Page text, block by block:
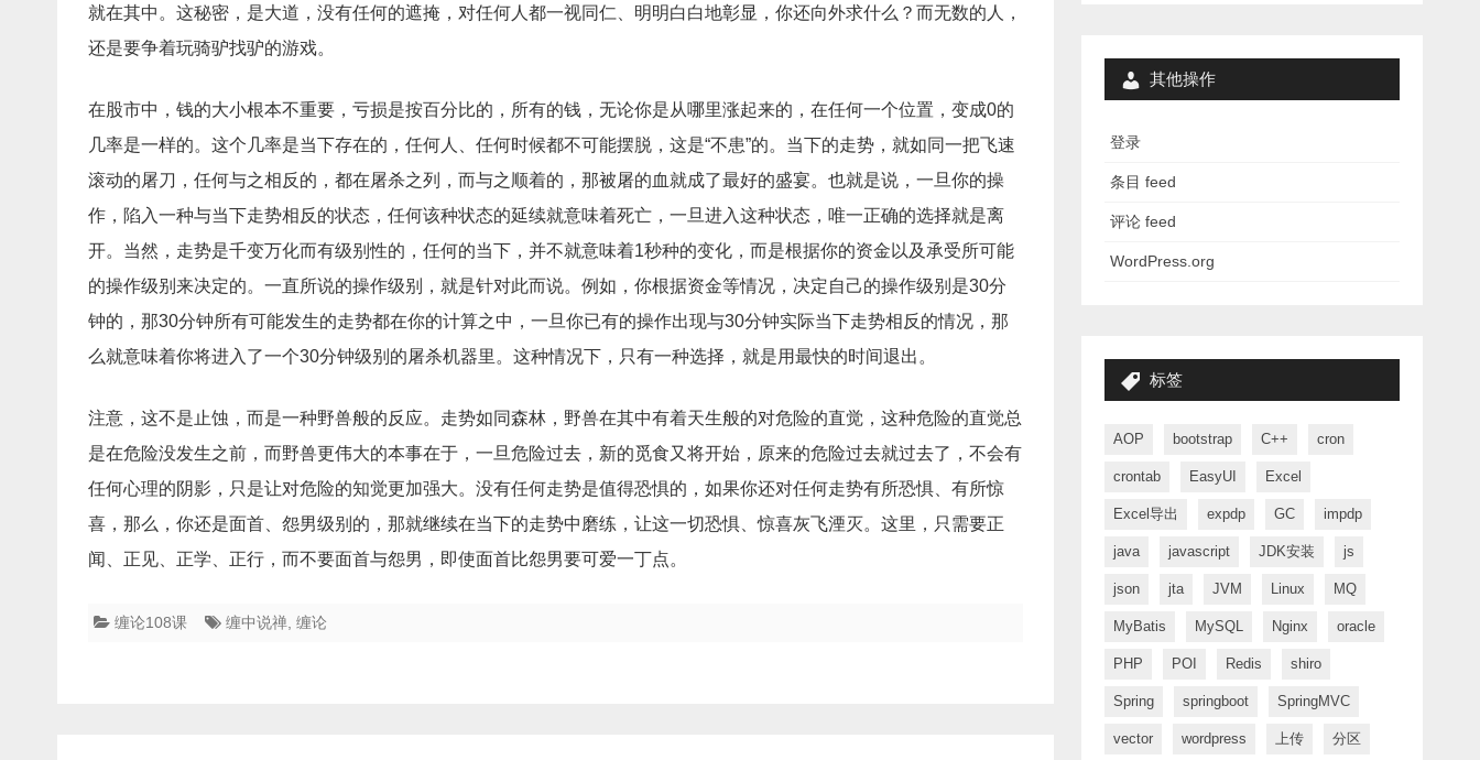
就在其中。这秘密，是大道，没有任何的遮掩，对任何人都一视同仁、明明白白地彰显，你还向外求什么？而无数的人，
还是要争着玩骑驴找驴的游戏。
在股市中，钱的大小根本不重要，亏损是按百分比的，所有的钱，无论你是从哪里涨起来的，在任何一个位置，变成0的
几率是一样的。这个几率是当下存在的，任何人、任何时候都不可能摆脱，这是“不患”的。当下的走势，就如同一把飞速
滚动的屠刀，任何与之相反的，都在屠杀之列，而与之顺着的，那被屠的血就成了最好的盛宴。也就是说，一旦你的操
作，陷入一种与当下走势相反的状态，任何该种状态的延续就意味着死亡，一旦进入这种状态，唯一正确的选择就是离
开。当然，走势是千变万化而有级别性的，任何的当下，并不就意味着1秒种的变化，而是根据你的资金以及承受所可能
的操作级别来决定的。一直所说的操作级别，就是针对此而说。例如，你根据资金等情况，决定自己的操作级别是30分
钟的，那30分钟所有可能发生的走势都在你的计算之中，一旦你已有的操作出现与30分钟实际当下走势相反的情况，那
么就意味着你将进入了一个30分钟级别的屠杀机器里。这种情况下，只有一种选择，就是用最快的时间退出。
注意，这不是止蚀，而是一种野兽般的反应。走势如同森林，野兽在其中有着天生般的对危险的直觉，这种危险的直觉总
是在危险没发生之前，而野兽更伟大的本事在于，一旦危险过去，新的觅食又将开始，原来的危险过去就过去了，不会有
任何心理的阴影，只是让对危险的知觉更加强大。没有任何走势是值得恐惧的，如果你还对任何走势有所恐惧、有所惊
喜，那么，你还是面首、怨男级别的，那就继续在当下的走势中磨练，让这一切恐惧、惊喜灰飞湮灭。这里，只需要正
闻、正见、正学、正行，而不要面首与怨男，即使面首比怨男要可爱一丁点。
缠论108课 缠中说禅 缠论
其他操作
登录
条目 feed
评论 feed
WordPress.org
标签
AOP bootstrap C++ cron
crontab EasyUI Excel
Excel导出 expdp GC impdp
java javascript JDK安装 js
json jta JVM Linux MQ
MyBatis MySQL Nginx oracle
PHP POI Redis shiro
Spring springboot SpringMVC
vector wordpress 上传 分区